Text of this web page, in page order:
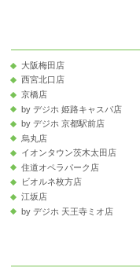
大阪梅田店
西宮北口店
京橋店
by デジホ 姫路キャスパ店
by デジホ 京都駅前店
烏丸店
イオンタウン茨木太田店
住道オペラパーク店
ビオルネ枚方店
江坂店
by デジホ 天王寺ミオ店